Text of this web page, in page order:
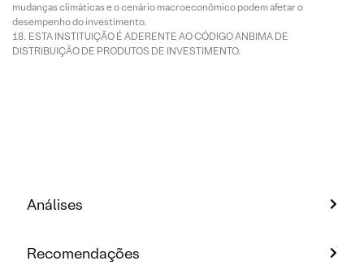
mudanças climáticas e o cenário macroeconômico podem afetar o
desempenho do investimento.
ESTA INSTITUIÇÃO É ADERENTE AO CÓDIGO ANBIMA DE
DISTRIBUIÇÃO DE PRODUTOS DE INVESTIMENTO.
Análises
Recomendações